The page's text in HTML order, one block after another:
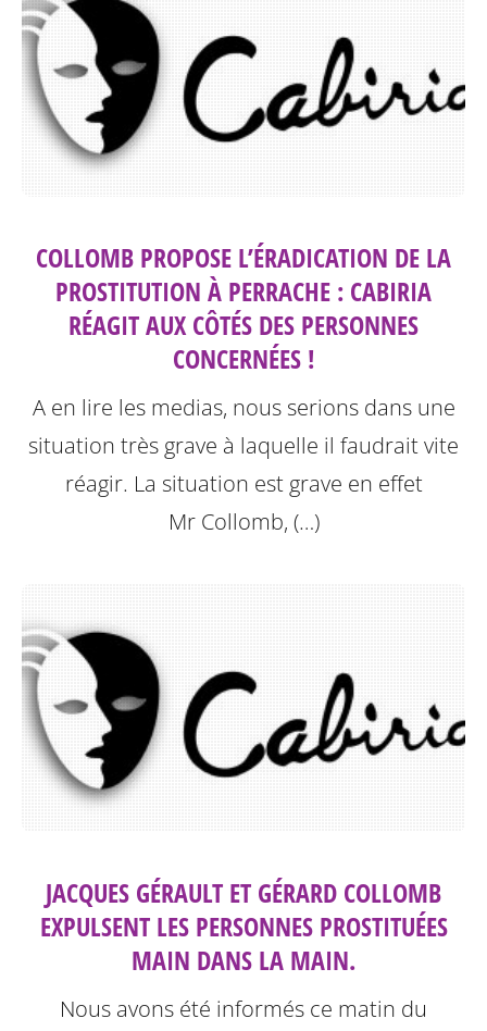
COLLOMB PROPOSE L’ÉRADICATION DE LA
PROSTITUTION À PERRACHE : CABIRIA
RÉAGIT AUX CÔTÉS DES PERSONNES
CONCERNÉES !
A en lire les medias, nous serions dans une
situation très grave à laquelle il faudrait vite
réagir. La situation est grave en effet
Mr Collomb, (…)
JACQUES GÉRAULT ET GÉRARD COLLOMB
EXPULSENT LES PERSONNES PROSTITUÉES
MAIN DANS LA MAIN.
Nous avons été informés ce matin du